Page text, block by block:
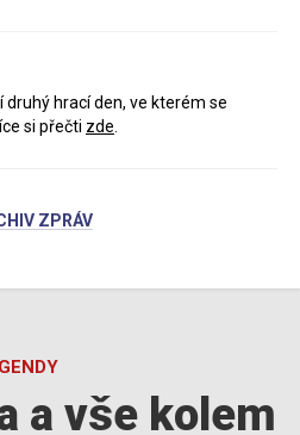
druhý hrací den, ve kterém se
si přečti zde
ZPRÁV
a vše kolem